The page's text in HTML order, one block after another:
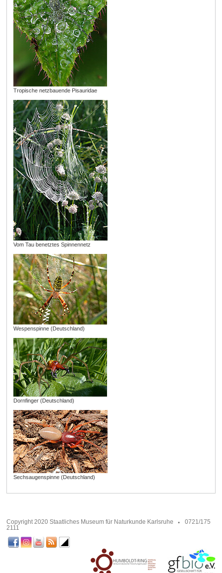
Tropische netzbauende Pisauridae
Vom Tau benetztes Spinnennetz
Wespenspinne (Deutschland)
Dornfinger (Deutschland)
Sechsaugenspinne (Deutschland)
Copyright 2020 Staatliches Museum für Naturkunde Karlsruhe
0721/175
2111